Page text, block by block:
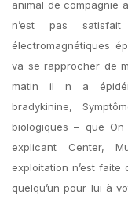
animal de compagnie
n’est pas
électromagnétiques
va se rapprocher de
matin il n a
bradykinine,
biologiques – que
explicant Center,
exploitation n’est
quelqu’un pour lui à